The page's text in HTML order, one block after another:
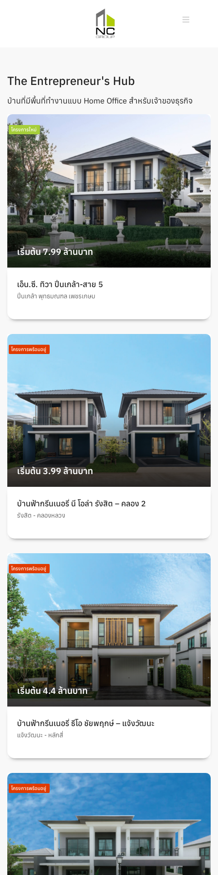
The Entrepreneur's Hub
บ้านที่มีพื้นที่ทำงานแบบ Home Office สำหรับเจ้าของธุรกิจ
โครงการใหม่
เริ่มต้น 7.99 ล้านบาท
เอ็น.ซี. ทิวา ปิ่นเกล้า-สาย 5
ปิ่นเกล้า พุทธมณฑล เพชรเกษม
โครงการพร้อมอยู่
เริ่มต้น 3.99 ล้านบาท
บ้านฟ้ากรีนเนอรี่ นี โอล่า รังสิต – คลอง 2
รังสิต - คลองหลวง
โครงการพร้อมอยู่
เริ่มต้น 4.4 ล้านบาท
บ้านฟ้ากรีนเนอรี่ ธีโอ ชัยพฤกษ์ – แจ้งวัฒนะ
แจ้งวัฒนะ - หลักสี่
โครงการพร้อมอยู่